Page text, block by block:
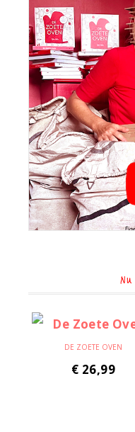
DE ZOETE OVEN
€ 26,99